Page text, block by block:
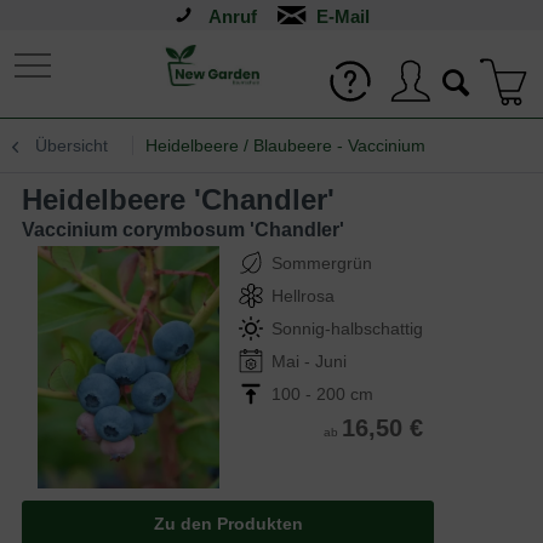
Anruf
Übersicht Heidelbeere / Blaubeere - Vaccinium
Heidelbeere 'Chandler'
Vaccinium corymbosum 'Chandler'
Sommergrün
Hellrosa
Sonnig-halbschattig
Mai - Juni
100 - 200 cm
ab 16,50 €
Zu den Produkten